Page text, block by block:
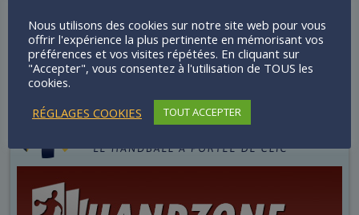
Nous utilisons des cookies sur notre site web pour vous
offrir l'expérience la plus pertinente en mémorisant vos
préférences et vos visites répétées. En cliquant sur
"Accepter", vous consentez à l'utilisation de TOUS les
cookies.
RÉGLAGES COOKIES
TOUT ACCEPTER